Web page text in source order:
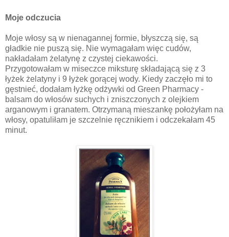
Moje odczucia
Moje włosy są w nienagannej formie, błyszczą się, są
gładkie nie puszą się. Nie wymagałam więc cudów,
nakładałam żelatynę z czystej ciekawości.
Przygotowałam w miseczce miksturę składającą się z 3
łyżek żelatyny i 9 łyżek gorącej wody. Kiedy zaczęło mi to
gęstnieć, dodałam łyżkę odżywki od Green Pharmacy -
balsam do włosów suchych i zniszczonych z olejkiem
arganowym i granatem. Otrzymaną mieszankę położyłam na
włosy, opatuliłam je szczelnie ręcznikiem i odczekałam 45
minut.